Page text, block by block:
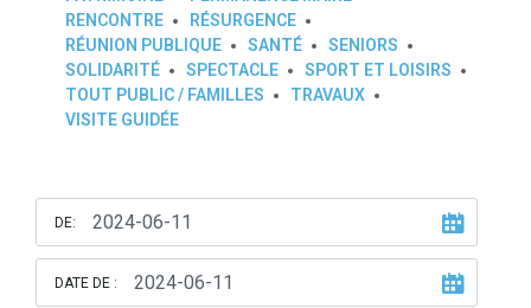
RENCONTRE
RÉSURGENCE
RÉUNION PUBLIQUE
SANTÉ
SENIORS
SOLIDARITÉ
SPECTACLE
SPORT ET LOISIRS
TOUT PUBLIC / FAMILLES
TRAVAUX
VISITE GUIDÉE
DE:
DATE DE :